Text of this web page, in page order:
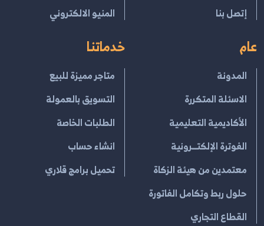
إتصل بنا
المنيو الالكتروني
عام
المدونة
الاسئلة المتكررة
الأكاديمية التعليمية
الفوترة الإلكتــرونية
معتمدين من هيئة الزكاة
حلول ربط وتكامل الفاتورة
القطاع التجاري
خدماتنا
متاجر مميزة للبيع
التسويق بالعمولة
الطلبات الخاصة
انشاء حساب
تحميل برامج قلاري